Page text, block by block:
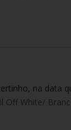
na data
Off White/